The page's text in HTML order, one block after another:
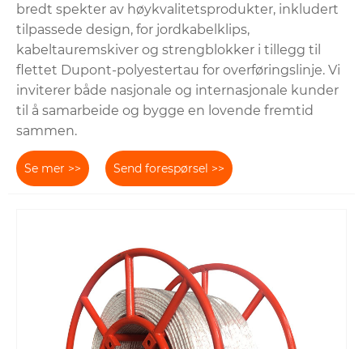
bredt spekter av høykvalitetsprodukter, inkludert
tilpassede design, for jordkabelklips,
kabeltauremskiver og strengblokker i tillegg til
flettet Dupont-polyestertau for overføringslinje. Vi
inviterer både nasjonale og internasjonale kunder
til å samarbeide og bygge en lovende fremtid
sammen.
Se mer >> Send forespørsel >>